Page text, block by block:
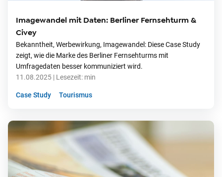
Imagewandel mit Daten: Berliner Fernsehturm &
Civey
Bekanntheit, Werbewirkung, Imagewandel: Diese Case Study
zeigt, wie die Marke des Berliner Fernsehturms mit
Umfragedaten besser kommuniziert wird.
11.08.2025 | Lesezeit: min
Case Study Tourismus